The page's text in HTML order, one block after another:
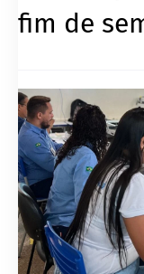
fim de